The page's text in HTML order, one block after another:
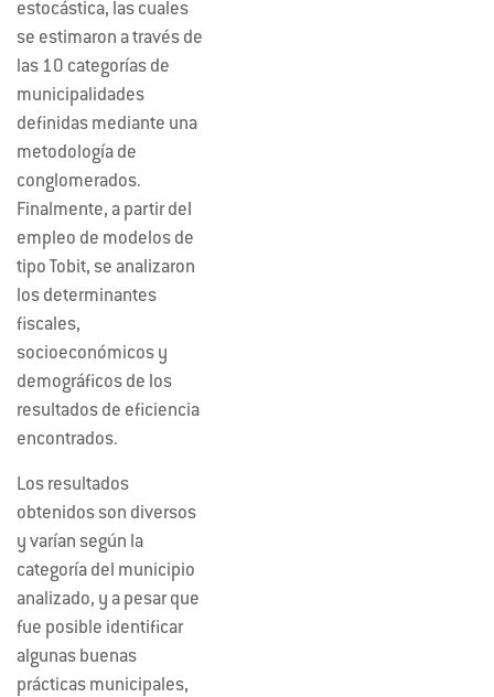
estocástica, las cuales
se estimaron a través de
las 10 categorías de
municipalidades
definidas mediante una
metodología de
conglomerados.
Finalmente, a partir del
empleo de modelos de
tipo Tobit, se analizaron
los determinantes
fiscales,
socioeconómicos y
demográficos de los
resultados de eficiencia
encontrados.
Los resultados
obtenidos son diversos
y varían según la
categoría del municipio
analizado, y a pesar que
fue posible identificar
algunas buenas
prácticas municipales,